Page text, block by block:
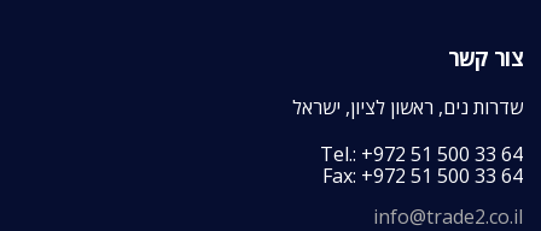
צור קשר
שדרות נים, ראשון לציון, ישראל
Tel.: +972 51 500 33 64
Fax: +972 51 500 33 64
info@trade2.co.il